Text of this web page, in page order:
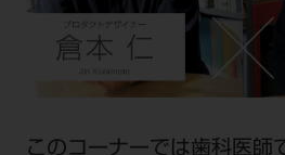
このコーナーでは歯科医師
福岡
0800-222-8020